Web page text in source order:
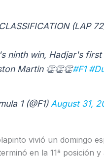
(LAP
ninth win, Hadjar's
Martin 👏👏👏#F1
1 (@F1) August 31,
vivió un domingo
en la 11ª posición